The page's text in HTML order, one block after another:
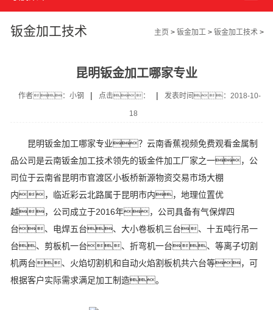
单
钣金加工技术 主页 > 钣金加工 > 钣金加工技术 >
昆明钣金加工哪家专业
作者：小钢 | 点击： | 发表时间：2018-10-
18
昆明钣金加工哪家专业？云南香蕉视频免费观看金属制
品公司是云南钣金加工技术领先的钣金件加工厂家之一，公
司位于云南省昆明市官渡区小板桥新源物资交易市场大棚
内，临近彩云北路属于昆明市内，地理位置优
越，公司成立于2016年，公司具备有气保焊四
台、电焊五台、大小卷板机三台、十五吨行吊一
台、剪板机一台、折弯机一台、等离子切割
机两台、火焰切割机和自动火焰割板机共六台等，可
根据客户实际需求满足加工制造。